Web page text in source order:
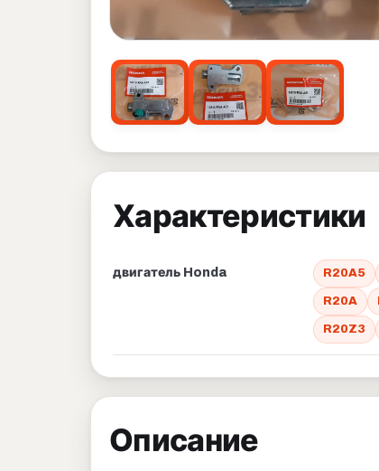
Характеристики
двигатель Honda R20A5
R20A
R20Z3
Описание